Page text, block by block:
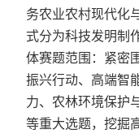
务农业农村现代化
式分为科技发明制
体赛题范围：紧密
振兴行动、高端智
力、农林环境保护
等重大选题，挖掘